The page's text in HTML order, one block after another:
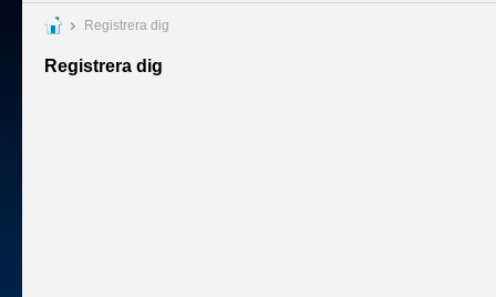
Registrera dig
Registrera dig